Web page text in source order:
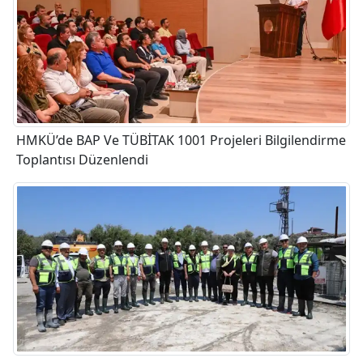
HMKÜ’de BAP Ve TÜBİTAK 1001 Projeleri Bilgilendirme
Toplantısı Düzenlendi